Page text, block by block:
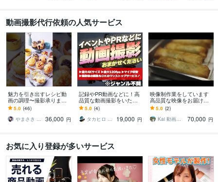
動画撮影代行依頼の人気サービス
魅力を引き出すレシピ動
画の調理〜撮影承ります
SNS /広告/ECなど商品の
魅力を伝える動画制作を
行います
5.0 (46)
やまさき みか／株式会社ふーどメイク
36,000 円
記録やPR動画などに！高
品質な動画撮影をいたし
ます ☆撮影から編集まで
ワンストップサービスも
可能☆まずはご相談を
5.0 (4)
タカヒロ ＜動画カメラマン＆エディター＞
19,000 円
映像制作業をしています
高品質な映像をお届けし
ます 映像制作を一貫して
承ります！！
5.0 (2)
Kai 動画撮影
70,000 円
お気に入り登録が多いサービス